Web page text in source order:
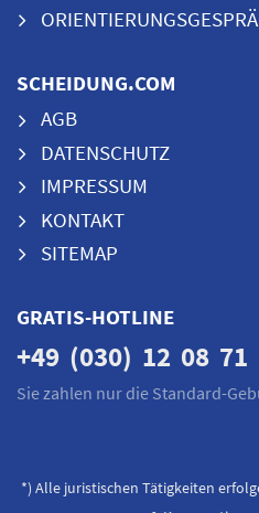
SCHEIDUNG.COM
AGB
DATENSCHUTZ
IMPRESSUM
KONTAKT
SITEMAP
GRATIS-HOTLINE
+49 (030) 12 08 71
Sie zahlen nur die Standard-
*) Alle juristischen Tätigkeiten